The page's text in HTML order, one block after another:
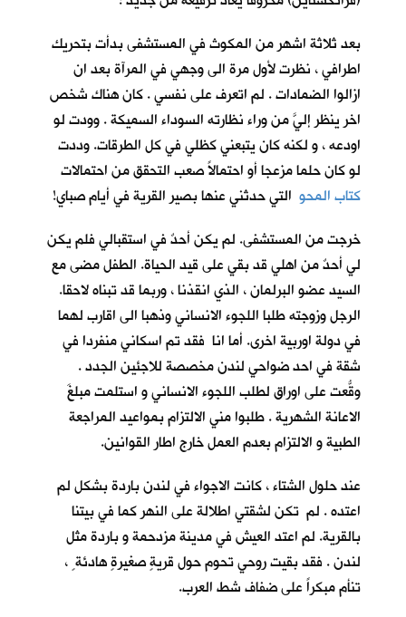
بعد ثلاثة اشهر من المكوث في المستشفى بدأت بتحريك
اطرافي ، نظرت لأول مرة الى وجهي في المرآة بعد ان
ازالوا الضمادات . لم اتعرف على نفسي . كان هناك شخص
اخر ينظر إليَّ من وراء نظارته السوداء السميكة . وودت لو
اودعه ، و لكنه كان يتبعني كظلي في كل الطرقات. وددت
لو كان حلما مزعجا أو احتمالاً صعب التحقق من احتمالات
كتاب المحو التي حدثني عنها بصير القرية في أيام صباي!
خرجت من المستشفى. لم يكن أحدٌ في استقبالي فلم يكن
لي أحدٌ من اهلي قد بقي على قيد الحياة. الطفل مضى مع
السيد عضو البرلمان ، الذي انقذنا ، وربما قد تبناه لاحقا.
الرجل وزوجته طلبا اللجوء الانساني وذهبا الى اقارب لهما
في دولة اوربية اخرى. أما انا فقد تم اسكاني منفردا في
شقة في احد ضواحي لندن مخصصة للاجئين الجدد .
وقّعتُ على اوراق لطلب اللجوء الانساني و استلمت مبلغَ
الاعانة الشهرية . طلبوا مني الالتزام بمواعيد المراجعة
الطبية و الالتزام بعدم العمل خارج اطار القوانين.
عند حلول الشتاء ، كانت الاجواء في لندن باردة بشكل لم
اعتده . لم تكن لشقتي اطلالة على النهر كما في بيتنا
بالقرية. لم اعتد العيش في مدينة مزدحمة و باردة مثل
لندن . فقد بقيت روحي تحوم حول قريةٍ صغيرةٍ هادئة ٍ ،
تنأم مبكراً على ضفاف شط العرب.